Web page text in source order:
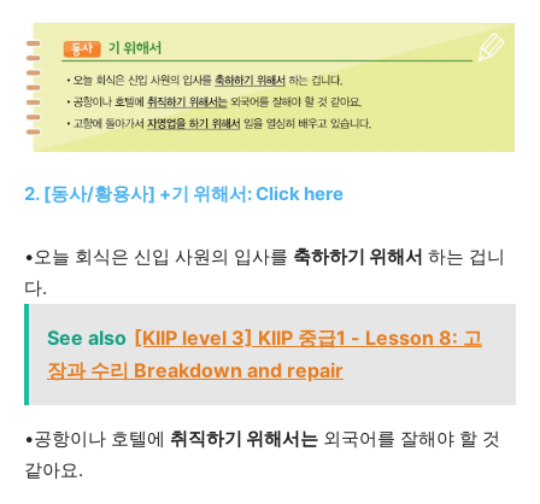
2. [동사/황용사] +기 위해서: Click here
•오늘 회식은 신입 사원의 입사를 축하하기 위해서 하는 겁니
다.
See also [KIIP level 3] KIIP 중급1 - Lesson 8: 고
장과 수리 Breakdown and repair
•공항이나 호텔에 취직하기 위해서는 외국어를 잘해야 할 것
같아요.